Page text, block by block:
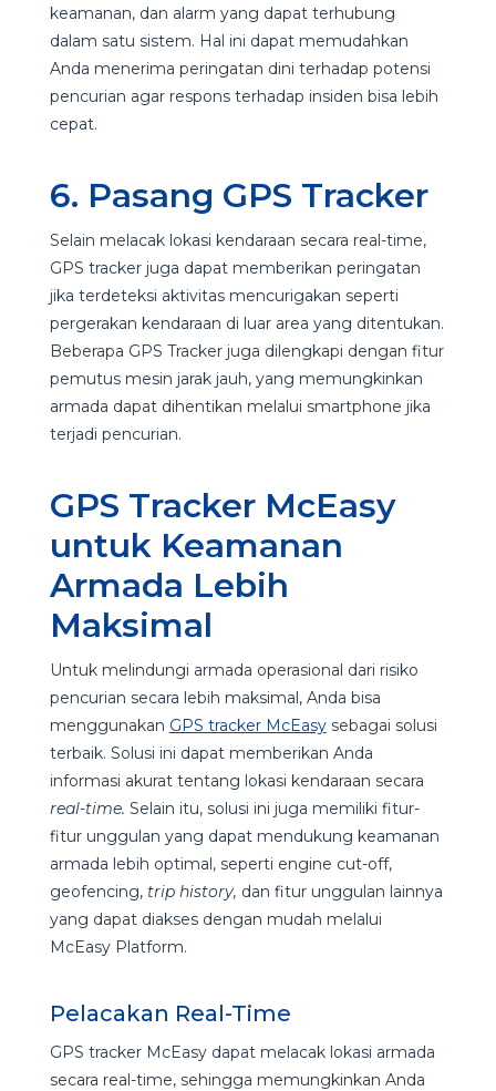
keamanan, dan alarm yang dapat terhubung
dalam satu sistem. Hal ini dapat memudahkan
Anda menerima peringatan dini terhadap potensi
pencurian agar respons terhadap insiden bisa lebih
cepat.
6. Pasang GPS Tracker
Selain melacak lokasi kendaraan secara real-time,
GPS tracker juga dapat memberikan peringatan
jika terdeteksi aktivitas mencurigakan seperti
pergerakan kendaraan di luar area yang ditentukan.
Beberapa GPS Tracker juga dilengkapi dengan fitur
pemutus mesin jarak jauh, yang memungkinkan
armada dapat dihentikan melalui smartphone jika
terjadi pencurian.
GPS Tracker McEasy
untuk Keamanan
Armada Lebih
Maksimal
Untuk melindungi armada operasional dari risiko
pencurian secara lebih maksimal, Anda bisa
menggunakan GPS tracker McEasysebagai solusi
terbaik. Solusi ini dapat memberikan Anda
informasi akurat tentang lokasi kendaraan secara
real-time. Selain itu, solusi ini juga memiliki fitur-
fitur unggulan yang dapat mendukung keamanan
armada lebih optimal, seperti engine cut-off,
geofencing,trip history, dan fitur unggulan lainnya
yang dapat diakses dengan mudah melalui
McEasy Platform.
Pelacakan Real-Time
GPS tracker McEasy dapat melacak lokasi armada
secara real-time, sehingga memungkinkan Anda